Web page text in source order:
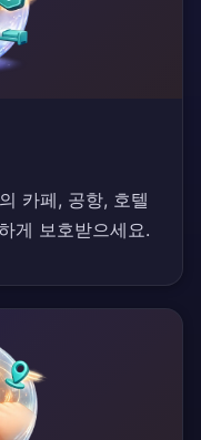
카페, 공항, 호텔
게 보호받으세요.